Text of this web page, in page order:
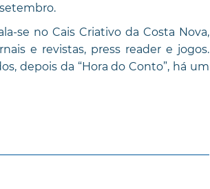
se no Cais Criativo da Costa Nova,
e revistas, press reader e jogos.
depois da “Hora do Conto”, há um